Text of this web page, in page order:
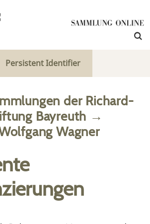
Persistent Identifier
der Richard-
Bayreuth →
Wagner